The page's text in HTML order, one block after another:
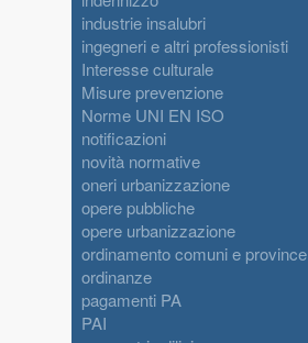
industrie insalubri
ingegneri e altri professionisti
Interesse culturale
Misure prevenzione
Norme UNI EN ISO
notificazioni
novità normative
oneri urbanizzazione
opere pubbliche
opere urbanizzazione
ordinamento comuni e province
ordinanze
pagamenti PA
PAI